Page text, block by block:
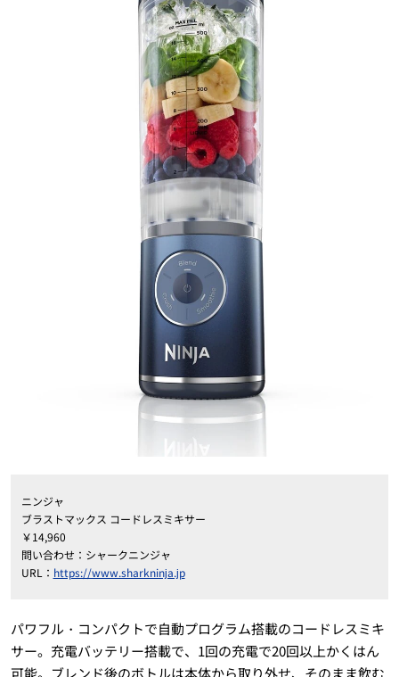
ニンジャ
ブラストマックス コードレスミキサー
￥14,960
問い合わせ：シャークニンジャ
URL： https://www.sharkninja.jp
パワフル・コンパクトで自動プログラム搭載のコードレスミキ
サー。充電バッテリー搭載で、1回の充電で20回以上かくはん